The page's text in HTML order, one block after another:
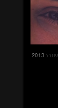
שנה: 2013